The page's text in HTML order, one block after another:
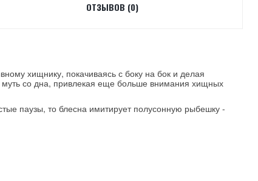
ОТЗЫВОВ (0)
хищнику, покачиваясь с боку на бок и делая
муть со дна, привлекая еще больше внимания хищных
паузы, то блесна имитирует полусонную рыбешку -